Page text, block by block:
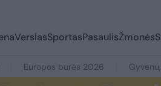
VerslasSportasPasaulisŽmonės
Europos burės 2026